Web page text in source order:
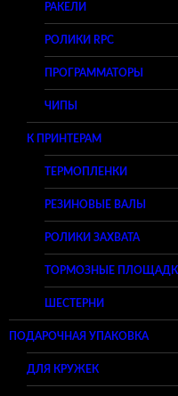
РАКЕЛИ
РОЛИКИ RPC
ПРОГРАММАТОРЫ
ЧИПЫ
К ПРИНТЕРАМ
ТЕРМОПЛЕНКИ
РЕЗИНОВЫЕ ВАЛЫ
РОЛИКИ ЗАХВАТА
ТОРМОЗНЫЕ
ШЕСТЕРНИ
ПОДАРОЧНАЯ УПАКОВКА
ДЛЯ КРУЖЕК